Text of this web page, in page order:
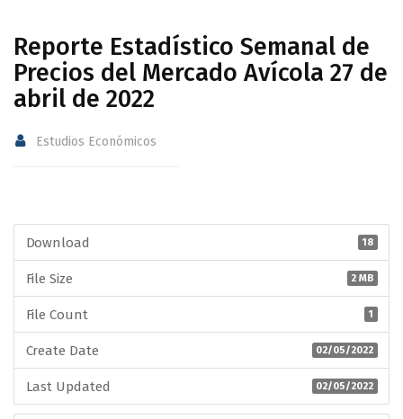
Reporte Estadístico Semanal de
Precios del Mercado Avícola 27 de
abril de 2022
Estudios Económicos
Download 18
File Size 2 MB
File Count 1
Create Date 02/05/2022
Last Updated 02/05/2022